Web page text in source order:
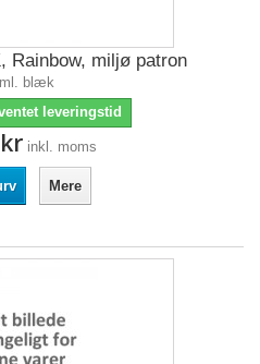
Rainbow, miljø patron
blæk
leveringstid
inkl. moms
Mere